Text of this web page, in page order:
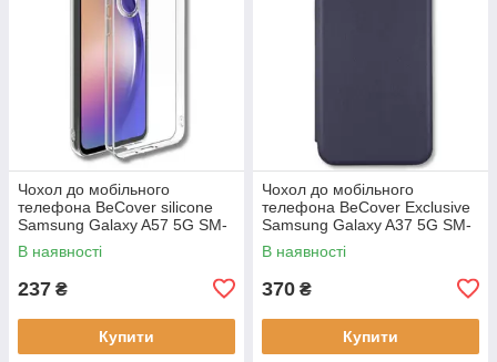
Чохол до мобільного
телефона BeCover silicone
Samsung Galaxy A57 5G SM-
A576 Transparent (714858)
В наявності
237 ₴
Купити
Чохол до мобільного
телефона BeCover Exclusive
Samsung Galaxy A37 5G SM-
A376 Deep Blue (715019)
В наявності
370 ₴
Купити